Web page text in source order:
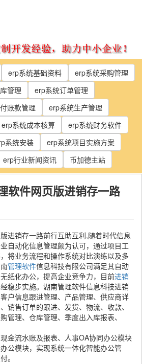
erp系统基础资料
erp系统采购管理
管理
erp系统订单管理
账款管理
erp系统生产管理
erp系统成本核算
erp系统财务软件
系统安装
erp系统项目实施方案
erp行业新闻资讯 币加德主站
软件网页版进销存一路
进销存一路前行互助互利,随着时代信息
自动化信息管理颇为认可，通过项目工
将业务流程和操作系统对比演练以及多
管理软件信息科技有限公司满足其自动
纸化办公，提高企业竞争力，目前进销
稳步实施。湖南管理软件信息科技进销
户信息跟进管理、产品管理、供应商详
销售订单的跟进、发货、物流、收款、
管理、仓库管理、季度出入库报表、
金流水账及报表、人事OA协同办公模块
公模块，实现系统一体化智能办公管
。